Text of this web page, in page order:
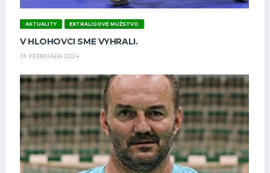
AKTUALITY EXTRALIGOVÉ MUŽSTVO
V HLOHOVCI SME VYHRALI.
19. FEBRUÁRA 2024